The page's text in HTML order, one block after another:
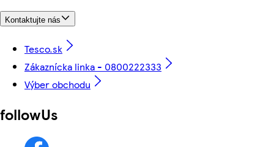
Kontaktujte nás
Tesco.sk
Zákaznícka linka - 0800222333
Výber obchodu
followUs